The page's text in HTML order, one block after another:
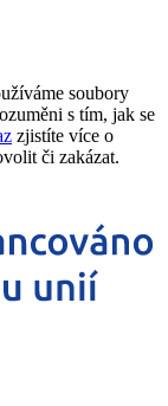
soubory
s tím, jak se
zjistíte více o
či zakázat.